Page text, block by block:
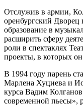
Отслужив в армии,
оренбургский Дворец
образование в
расширить сферу
роли в спектаклях
проекты, в которых
В 1994 году парень
Марлена Хуциева и
курса Вадим
современной пьесы»,